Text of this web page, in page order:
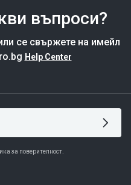
въпроси?
се свържете на имейл
Help Center
за поверителност.